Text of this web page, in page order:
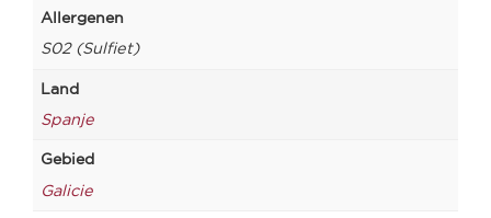
Allergenen
S02 (Sulfiet)
Land
Spanje
Gebied
Galicie